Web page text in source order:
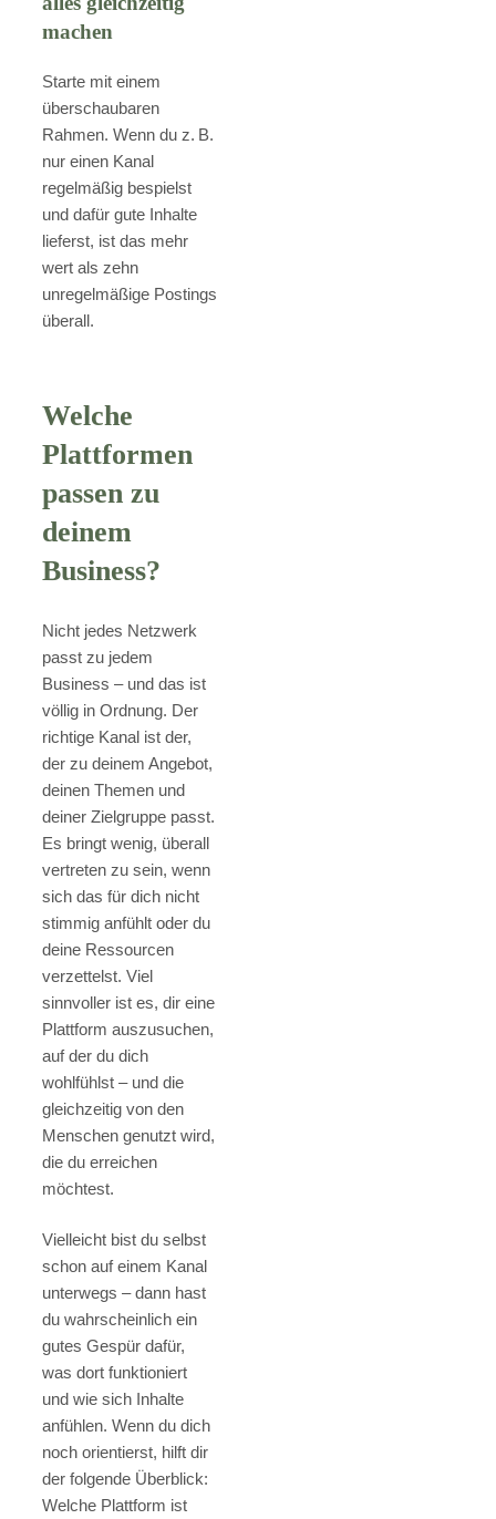
machen
Starte mit einem
überschaubaren
Rahmen. Wenn du z. B.
nur einen Kanal
regelmäßig bespielst
und dafür gute Inhalte
lieferst, ist das mehr
wert als zehn
unregelmäßige Postings
überall.
Welche
Plattformen
passen zu
deinem
Business?
Nicht jedes Netzwerk
passt zu jedem
Business – und das ist
völlig in Ordnung. Der
richtige Kanal ist der,
der zu deinem Angebot,
deinen Themen und
deiner Zielgruppe passt.
Es bringt wenig, überall
vertreten zu sein, wenn
sich das für dich nicht
stimmig anfühlt oder du
deine Ressourcen
verzettelst. Viel
sinnvoller ist es, dir eine
Plattform auszusuchen,
auf der du dich
wohlfühlst – und die
gleichzeitig von den
Menschen genutzt wird,
die du erreichen
möchtest.
Vielleicht bist du selbst
schon auf einem Kanal
unterwegs – dann hast
du wahrscheinlich ein
gutes Gespür dafür,
was dort funktioniert
und wie sich Inhalte
anfühlen. Wenn du dich
noch orientierst, hilft dir
der folgende Überblick:
Welche Plattform ist